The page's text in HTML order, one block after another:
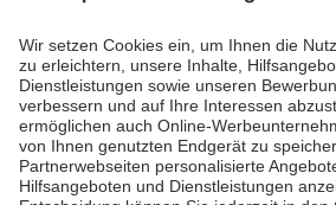
Die Johanniter GmbH führt das
des Deutschen